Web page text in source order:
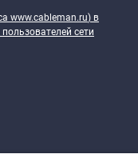
www.cableman.ru) в
сети